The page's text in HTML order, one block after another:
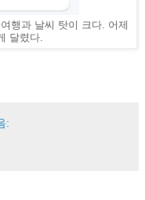
행과 날씨 탓이 크다. 어제
달렸다.
: